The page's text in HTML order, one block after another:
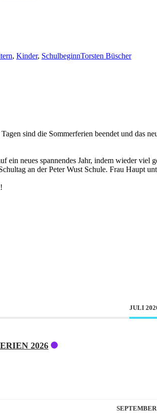
, Kinder, SchulbeginnTorsten Büscher
sind die Sommerferien beendet und das
ein neues spannendes Jahr, indem wieder viel
an der Peter Wust Schule. Frau Haupt
JULI
2026
SEPTEMBER